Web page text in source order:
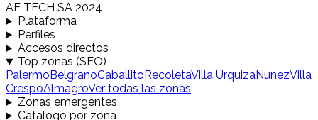
AE TECH SA 2024
Plataforma
Perfiles
Accesos directos
Top zonas (SEO)
Palermo BelgranoCaballito RecoletaVilla UrquizaNunezVilla
CrespoAlmagroVer todas las zonas
Zonas emergentes
Catalogo por zona